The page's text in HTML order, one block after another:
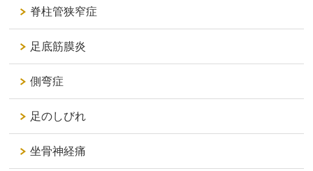
脊柱管狭窄症
足底筋膜炎
側弯症
足のしびれ
坐骨神経痛